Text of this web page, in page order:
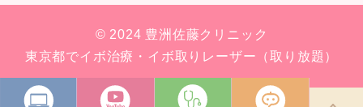
© 2024 豊洲佐藤クリニック
東京都でイボ治療・イボ取りレーザー（取り放題）